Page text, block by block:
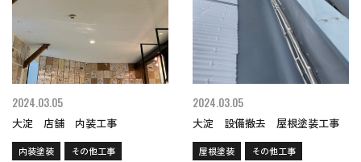
2024.03.05
大淀 店舗 内装工事
内装塗装 その他工事
2024.03.05
大淀 設備撤去 屋根塗装工事
屋根塗装 その他工事